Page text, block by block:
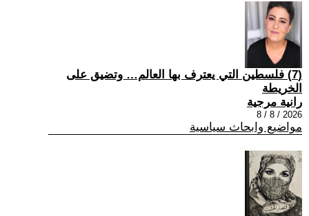
(7) فلسطين التي يعترف بها العالم… وتضيق على
الخريطة
رانية مرجية
2026 / 8 / 8
مواضيع وابحاث سياسية